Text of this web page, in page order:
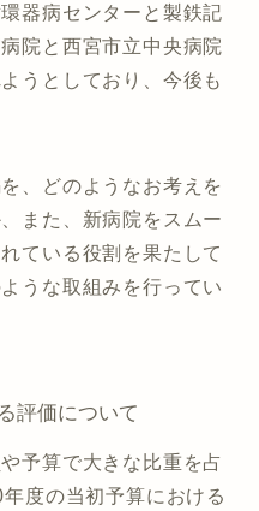
器病センターと製鉄記
院と西宮市立中央病院
うとしており、今後も
、どのようなお考えを
また、新病院をスムー
ている役割を果たして
うな取組みを行ってい
評価について
予算で大きな比重を占
度の当初予算における